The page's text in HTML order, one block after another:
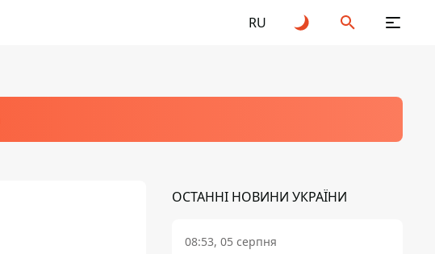
RU
ОСТАННІ НОВИНИ УКРАЇНИ
08:53, 05 серпня